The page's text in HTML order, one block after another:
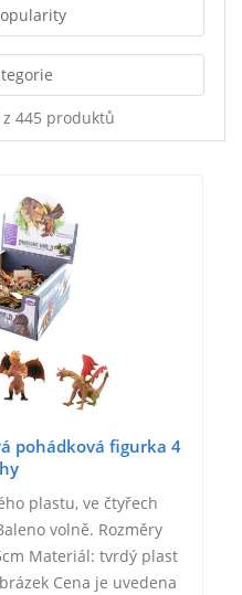
445 produktů
pohádková figurka 4
plastu, ve čtyřech
volně. Rozměry
Materiál: tvrdý plast
Cena je uvedena